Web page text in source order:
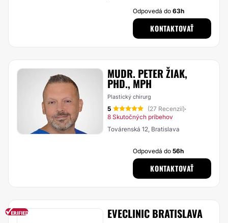
Odpovedá do63h
KONTAKTOVAŤ
MUDR. PETER ŽIAK,
PHD., MPH
Plastický chirurg
5 (27 Recenzií)·
8 Skutočných príbehov
Továrenská 12, Bratislava
Odpovedá do56h
KONTAKTOVAŤ
EVECLINIC BRATISLAVA